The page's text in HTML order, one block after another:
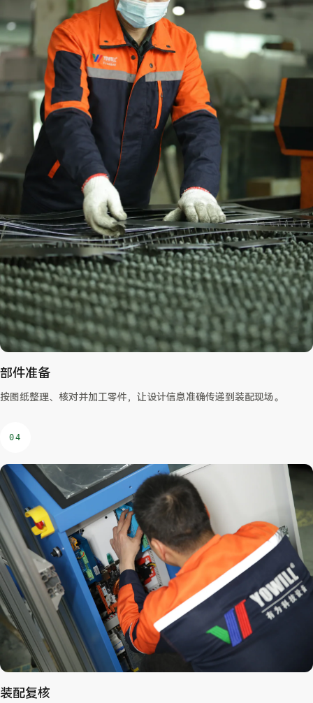
部件准备
按图纸整理、核对并加工零件，让设计信息准确传递到装配现场。
04
装配复核